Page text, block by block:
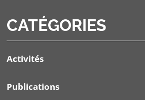
CATÉGORIES
Activités
Publications